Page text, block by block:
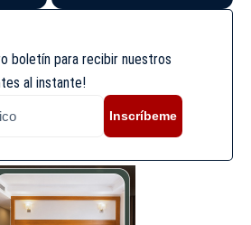
boletín para recibir nuestros
al instante!
Inscríbeme